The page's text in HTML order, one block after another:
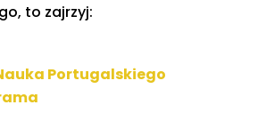
to zajrzyj:
Portugalskiego